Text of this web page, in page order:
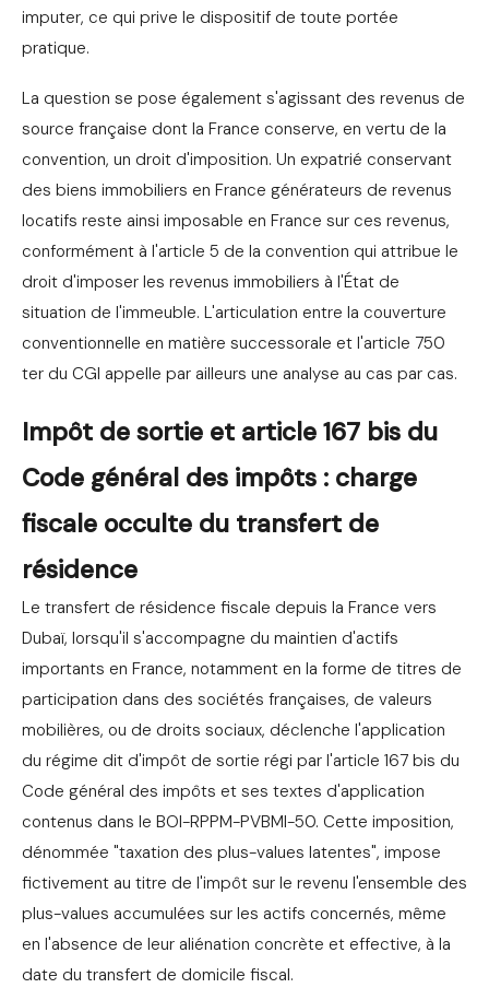
imputer, ce qui prive le dispositif de toute portée
pratique.
La question se pose également s'agissant des revenus de
source française dont la France conserve, en vertu de la
convention, un droit d'imposition. Un expatrié conservant
des biens immobiliers en France générateurs de revenus
locatifs reste ainsi imposable en France sur ces revenus,
conformément à l'article 5 de la convention qui attribue le
droit d'imposer les revenus immobiliers à l'État de
situation de l'immeuble. L'articulation entre la couverture
conventionnelle en matière successorale et l'article 750
ter du CGI appelle par ailleurs une analyse au cas par cas.
Impôt de sortie et article 167 bis du
Code général des impôts : charge
fiscale occulte du transfert de
résidence
Le transfert de résidence fiscale depuis la France vers
Dubaï, lorsqu'il s'accompagne du maintien d'actifs
importants en France, notamment en la forme de titres de
participation dans des sociétés françaises, de valeurs
mobilières, ou de droits sociaux, déclenche l'application
du régime dit d'impôt de sortie régi par l'article 167 bis du
Code général des impôts et ses textes d'application
contenus dans le BOI-RPPM-PVBMI-50. Cette imposition,
dénommée "taxation des plus-values latentes", impose
fictivement au titre de l'impôt sur le revenu l'ensemble des
plus-values accumulées sur les actifs concernés, même
en l'absence de leur aliénation concrète et effective, à la
date du transfert de domicile fiscal.